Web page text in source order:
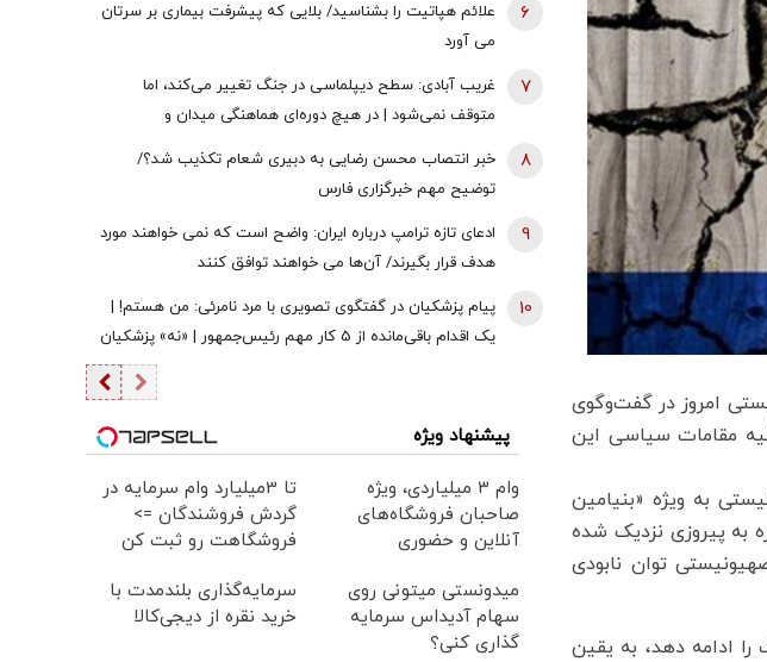
امروز در گفت‌وگوی
علیه مقامات سیاسی این
به ویژه «بنیامین
به پیروزی نزدیک شده
توان نابودی
ادامه دهد، به یقین
هستند؟
علائم هپاتیت را بشناسید/ بلایی که پیشرفت بیماری بر سرتان
می آورد
6
غریب آبادی: سطح دیپلماسی در جنگ تغییر می‌کند، اما
متوقف نمی‌شود | در هیچ دوره‌ای هماهنگی میدان و
ادبیاتمان در زمان صلح باشد؟
7
خبر انتصاب محسن رضایی به دبیری شعام تکذیب شد؟/
توضیح مهم خبرگزاری فارس
8
ادعای تازه ترامپ درباره ایران: واضح است که نمی خواهند مورد
هدف قرار بگیرند/ آن‌ها می خواهند توافق کنند
9
پیام پزشکیان در گفتگوی تصویری با مرد نامرئی: من هستم! |
یک اقدام باقی‌مانده از 5 کار مهم رئیس‌جمهور | «نه» پزشکیان
10
پیشنهاد ویژه
وام ۳ میلیاردی، ویژه
صاحبان فروشگاه‌های
آنلاین و حضوری
تا 3میلیارد وام سرمایه در
گردش فروشندگان =>
فروشگاهت رو ثبت کن
میدونستی میتونی روی
سهام آدیداس سرمایه
گذاری کنی؟
سرمایه‌گذاری بلندمدت با
خرید نقره از دیجی‌کالا